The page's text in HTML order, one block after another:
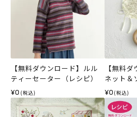
【無料ダウンロード】ルル
ティーセーター（レシピ）
¥0 (税込)
【無料
ネット＆
パレット
¥0 (税込)